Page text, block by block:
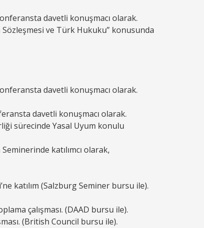
davetli konuşmacı olarak.
ve Türk Hukuku” konusunda
davetli konuşmacı olarak.
davetli konuşmacı olarak.
sürecinde Yasal Uyum konulu
katılımcı olarak,
katılım (Salzburg Seminer bursu ile).
çalışması. (DAAD bursu ile).
(British Council bursu ile).